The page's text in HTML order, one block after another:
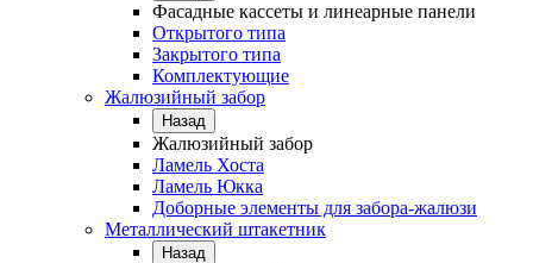
Фасадные кассеты и линеарные панели
Открытого типа
Закрытого типа
Комплектующие
Жалюзийный забор
Назад
Жалюзийный забор
Ламель Хоста
Ламель Юкка
Доборные элементы для забора-жалюзи
Металлический штакетник
Назад